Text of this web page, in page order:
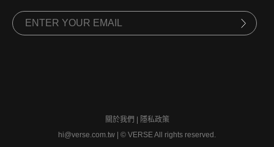
關於我們
隱私政策
hi@verse.com.tw
© VERSE All rights reserved.